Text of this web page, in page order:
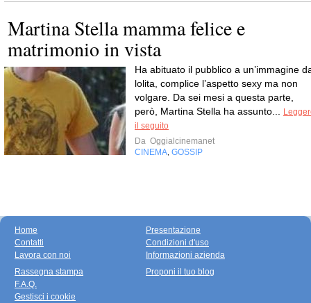
Martina Stella mamma felice e
matrimonio in vista
Ha abituato il pubblico a un’immagine
lolita, complice l’aspetto sexy ma non
volgare. Da sei mesi a questa parte,
però, Martina Stella ha assunto...
il seguito
Da Oggialcinemanet
CINEMA GOSSIP
Home
Contatti
Lavora con noi
Presentazione
Condizioni d'uso
Informazioni azienda
Rassegna stampa
F.A.Q.
Gestisci i cookie
Proponi il tuo blog